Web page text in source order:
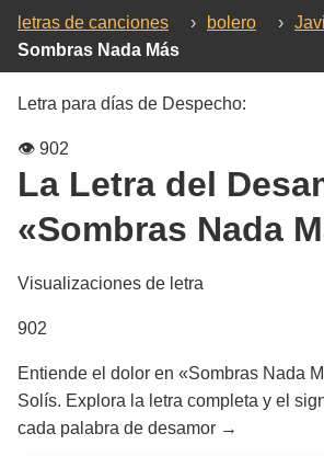
letras de canciones › bolero ›
Sombras Nada Más
Letra para días de Despecho:
👁️ 902
La Letra del
«Sombras Nada
Visualizaciones de letra
902
Entiende el dolor en «Sombras Nada
Solís. Explora la letra completa y el
cada palabra de desamor →